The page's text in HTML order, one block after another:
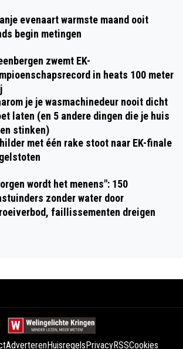
evenaart warmste maand ooit
begin metingen
zwemt EK-
in heats 100 meter
je je wasmachinedeur nooit dicht
laten (en 5 andere dingen die je huis
stinken)
met één rake stoot naar EK-finale
wordt het menens": 150
zonder water door
faillissementen dreigen
AdverterenHuisregels PrivacyRSSCookies